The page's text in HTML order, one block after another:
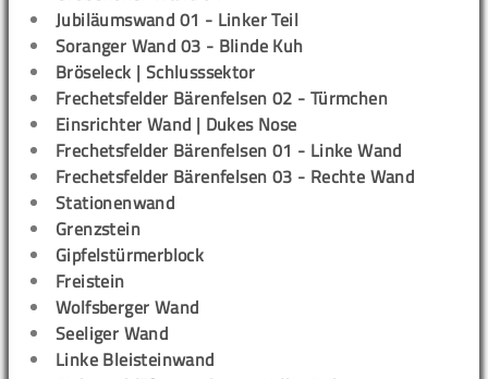
Jubiläumswand 01 - Linker Teil
Soranger Wand 03 - Blinde Kuh
Bröseleck | Schlusssektor
Frechetsfelder Bärenfelsen 02 - Türmchen
Einsrichter Wand | Dukes Nose
Frechetsfelder Bärenfelsen 01 - Linke Wand
Frechetsfelder Bärenfelsen 03 - Rechte Wand
Stationenwand
Grenzstein
Gipfelstürmerblock
Freistein
Wolfsberger Wand
Seeliger Wand
Linke Bleisteinwand